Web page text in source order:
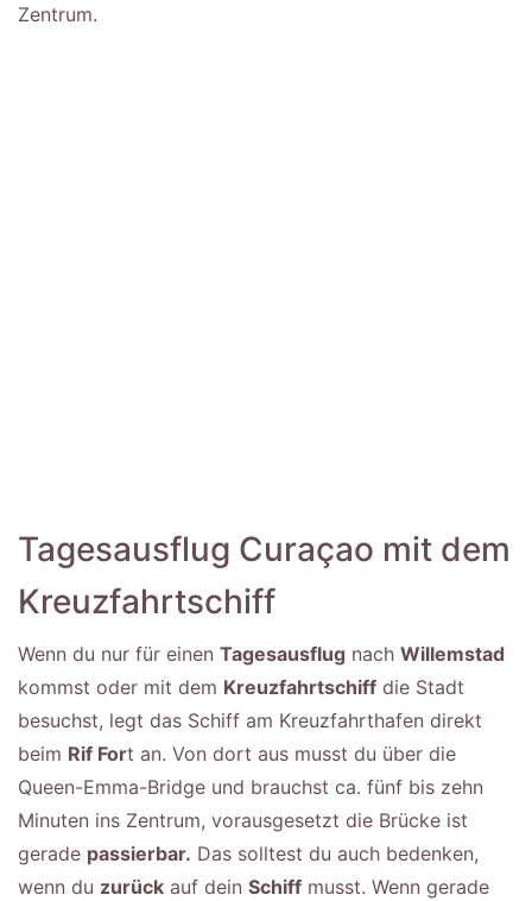
Zentrum.
Tagesausflug Curaçao mit dem
Kreuzfahrtschiff
Wenn du nur für einen Tagesausflug nach Willemstad
kommst oder mit dem Kreuzfahrtschiff die Stadt
besuchst, legt das Schiff am Kreuzfahrthafen direkt
beim Rif Fort an. Von dort aus musst du über die
Queen-Emma-Bridge und brauchst ca. fünf bis zehn
Minuten ins Zentrum, vorausgesetzt die Brücke ist
gerade passierbar. Das solltest du auch bedenken,
wenn du zurück auf dein Schiff musst. Wenn gerade